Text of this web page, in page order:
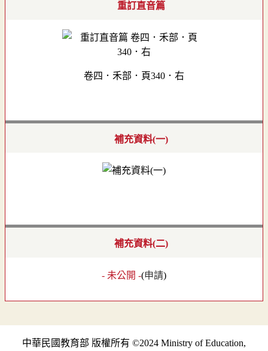
重訂直音篇
卷四．禾部．頁340．右
補充資料(一)
補充資料(二)
- 未公開 -(申請)
中華民國教育部 版權所有 ©2024 Ministry of Education,